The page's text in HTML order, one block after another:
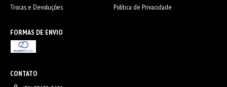
Trocas e Devoluções Política de Privacidade
FORMAS DE ENVIO
CONTATO